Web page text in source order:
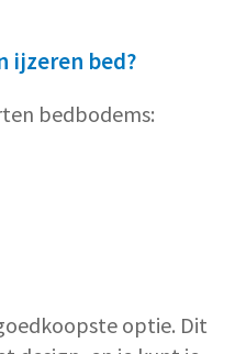
ijzeren bed?
bedbodems:
optie. Dit